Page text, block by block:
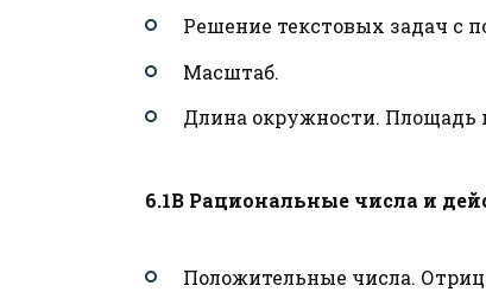
Решение текстовых задач с
Масштаб.
Длина окружности. Площадь
6.1В Рациональные числа и
Положительные числа.